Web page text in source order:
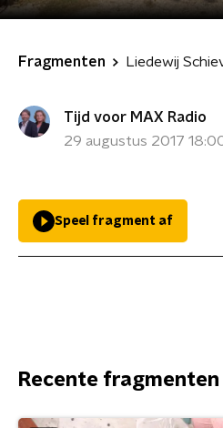
Fragmenten
Tijd voor MAX Radio
29 augustus 2017
Speel fragment af
Recente fragmenten